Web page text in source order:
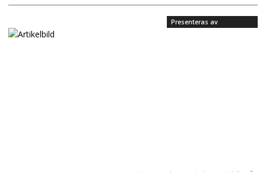
Presenteras av